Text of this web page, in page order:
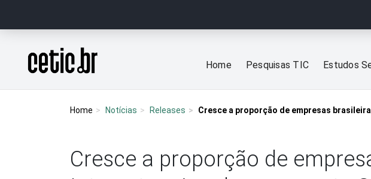
Página inicial
Home Pesquisas TIC Estudos
Home Notícias Releases Cresce a proporção de empresas
Cresce a proporção de